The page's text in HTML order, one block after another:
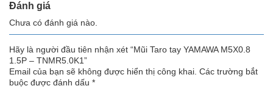
Đánh giá
Chưa có đánh giá nào.
Hãy là người đầu tiên nhận xét “Mũi Taro tay YAMAWA M5X0.8
1.5P – TNMR5.0K1”
Email của bạn sẽ không được hiển thị công khai. Các trường bắt
buộc được đánh dấu *